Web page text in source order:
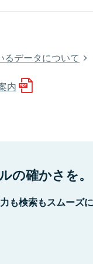
データについて
内
の確かさを。
も検索もスムーズ